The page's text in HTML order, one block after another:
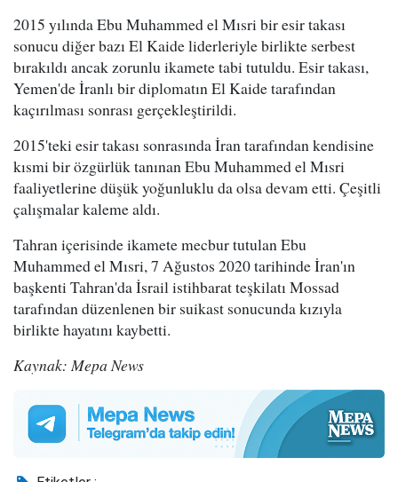
2015 yılında Ebu Muhammed el Mısri bir esir takası
sonucu diğer bazı El Kaide liderleriyle birlikte serbest
bırakıldı ancak zorunlu ikamete tabi tutuldu. Esir takası,
Yemen'de İranlı bir diplomatın El Kaide tarafından
kaçırılması sonrası gerçekleştirildi.
2015'teki esir takası sonrasında İran tarafından kendisine
kısmi bir özgürlük tanınan Ebu Muhammed el Mısri
faaliyetlerine düşük yoğunluklu da olsa devam etti. Çeşitli
çalışmalar kaleme aldı.
Tahran içerisinde ikamete mecbur tutulan Ebu
Muhammed el Mısri, 7 Ağustos 2020 tarihinde İran'ın
başkenti Tahran'da İsrail istihbarat teşkilatı Mossad
tarafından düzenlenen bir suikast sonucunda kızıyla
birlikte hayatını kaybetti.
Kaynak: Mepa News